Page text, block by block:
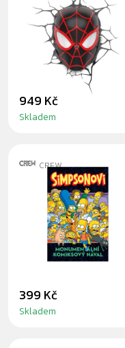
SPIDER-MAN
MILES MORALES
3D DECO LAMPA
949 Kč
Skladem
CREW
KOMIKS
SIMPSONOVI:
MONUMENTÁLNÍ
KOMIKSOVÝ
NÁVAL
399 Kč
Skladem